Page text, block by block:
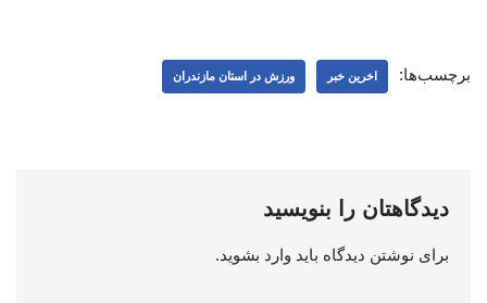
برچسب‌ها: اخرین خبر ورزش در استان مازندران
دیدگاهتان را بنویسید
برای نوشتن دیدگاه باید وارد بشوید.